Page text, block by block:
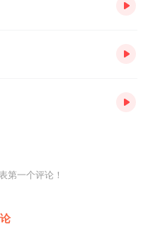
第一个评论！